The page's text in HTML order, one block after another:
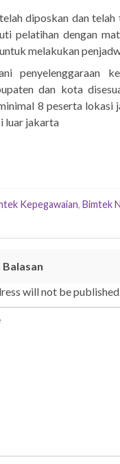
diposkan dan
pelatihan dengan
melakukan
penyelenggaraan
dan kota
8 peserta lokasi
luar jakarta
Kepegawaian, Bimtek
will not be published.